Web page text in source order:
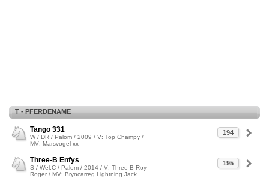
T - PFERDENAME
194
Tango 331
W / DR / Palom / 2009 / V: Top Champy /
MV: Marsvogel xx
195
Three-B Enfys
S / Wel.C / Palom / 2014 / V: Three-B-Roy
Roger / MV: Bryncarreg Lightning Jack